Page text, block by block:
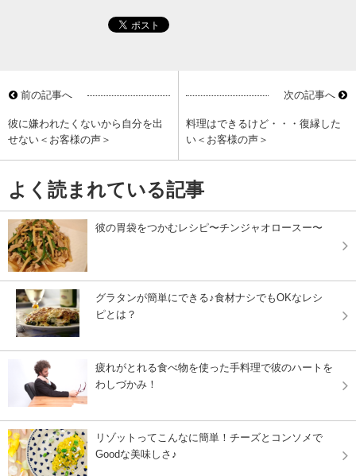
前の記事へ
彼に嫌われたくないから自分を出
せない＜お客様の声＞
次の記事へ
料理はできるけど・・・復縁した
い＜お客様の声＞
よく読まれている記事
彼の胃袋をつかむレシピ〜チンジャオロースー〜
グラタンが簡単にできる♪食材ナシでもOKなレシ
ピとは？
疲れがとれる食べ物を使った手料理で彼のハートを
わしづかみ！
リゾットってこんなに簡単！チーズとコンソメで
Goodな美味しさ♪